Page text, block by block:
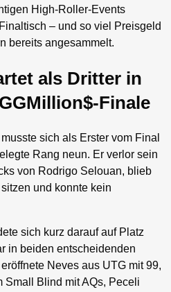
High-Roller-Events
– und so viel Preisgeld
bereits angesammelt.
als Dritter in
Finale
sich als Erster vom Final
Rang neun. Er verlor sein
von Rodrigo Selouan, blieb
und konnte kein
sich kurz darauf auf Platz
in beiden entscheidenden
Neves aus UTG mit 99,
Small Blind mit AQs, Peceli